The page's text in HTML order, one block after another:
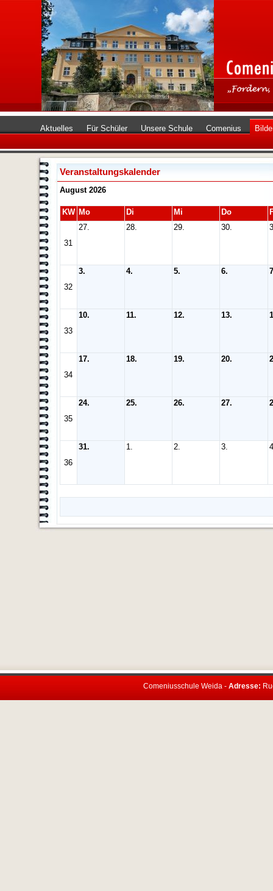
Aktuelles Für Schüler Unsere Schule Comenius
Veranstaltungskalender
August 2026
KW Mo Di Mi Do
31
27. 28. 29. 30.
32
3. 4. 5. 6.
33
10. 11. 12. 13.
34
17. 18. 19. 20.
35
24. 25. 26. 27.
36
31. 1. 2. 3.
Comeniusschule Weida - Adresse: